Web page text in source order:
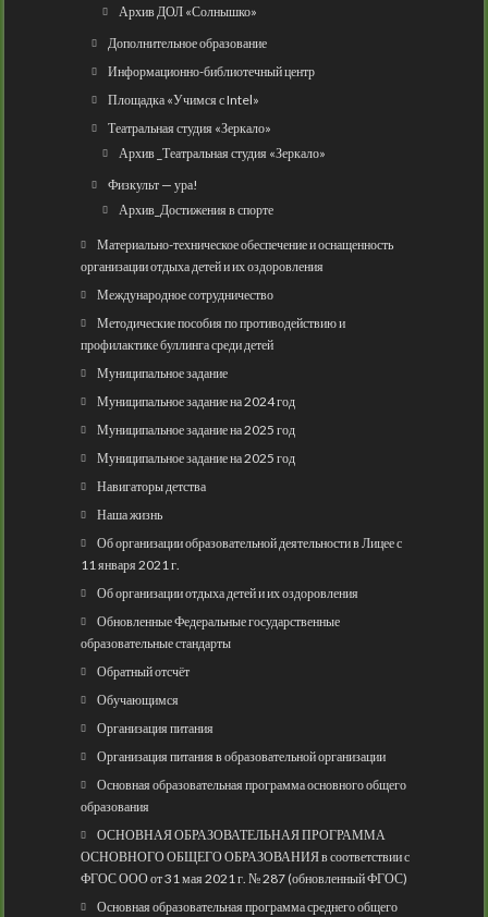
Архив ДОЛ «Солнышко»
Дополнительное образование
Информационно-библиотечный центр
Площадка «Учимся с Intel»
Театральная студия «Зеркало»
Архив _Театральная студия «Зеркало»
Физкульт — ура!
Архив_Достижения в спорте
Материально-техническое обеспечение и оснащенность
организации отдыха детей и их оздоровления
Международное сотрудничество
Методические пособия по противодействию и
профилактике буллинга среди детей
Муниципальное задание
Муниципальное задание на 2024 год
Муниципальное задание на 2025 год
Муниципальное задание на 2025 год
Навигаторы детства
Наша жизнь
Об организации образовательной деятельности в Лицее с
11 января 2021 г.
Об организации отдыха детей и их оздоровления
Обновленные Федеральные государственные
образовательные стандарты
Обратный отсчёт
Обучающимся
Организация питания
Организация питания в образовательной организации
Основная образовательная программа основного общего
образования
ОСНОВНАЯ ОБРАЗОВАТЕЛЬНАЯ ПРОГРАММА
ОСНОВНОГО ОБЩЕГО ОБРАЗОВАНИЯ в соответствии с
ФГОС ООО от 31 мая 2021 г. № 287 (обновленный ФГОС)
Основная образовательная программа среднего общего